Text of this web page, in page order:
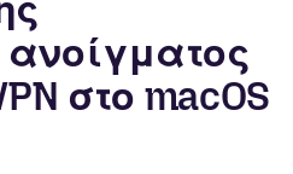
στο macOS